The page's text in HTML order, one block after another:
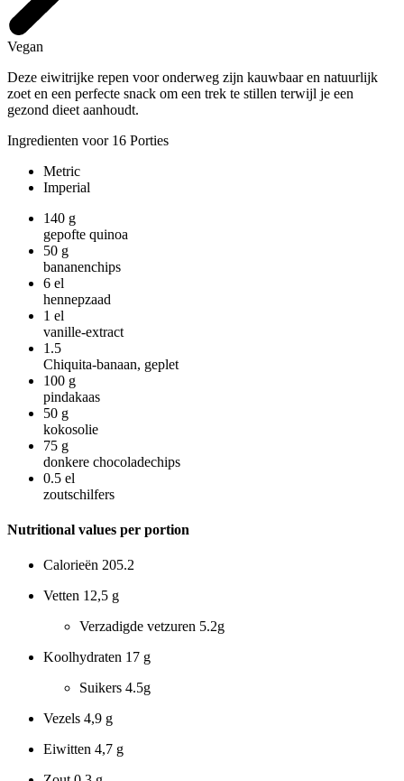
Vegan
Deze eiwitrijke repen voor onderweg zijn kauwbaar en natuurlijk
zoet en een perfecte snack om een trek te stillen terwijl je een
gezond dieet aanhoudt.
Ingredienten voor 16 Porties
Metric
Imperial
140 g
gepofte quinoa
50 g
bananenchips
6 el
hennepzaad
1 el
vanille-extract
1.5
Chiquita-banaan, geplet
100 g
pindakaas
50 g
kokosolie
75 g
donkere chocoladechips
0.5 el
zoutschilfers
Nutritional values per portion
Calorieën 205.2
Vetten 12,5 g
Verzadigde vetzuren 5.2g
Koolhydraten 17 g
Suikers 4.5g
Vezels 4,9 g
Eiwitten 4,7 g